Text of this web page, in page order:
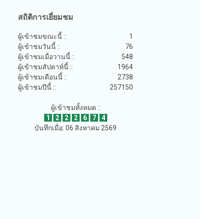
สถิติการเยี่ยมชม
ผู้เข้าชมขณะนี้ ::
1
ผู้เข้าชมวันนี้ ::
76
ผู้เข้าชมเมื่อวานนี้ ::
548
ผู้เข้าชมสัปดาห์นี้ ::
1964
ผู้เข้าชมเดือนนี้ ::
2738
ผู้เข้าชมปีนี้ ::
257150
ผู้เข้าชมทั้งหมด ::
1
2 2 2 6 7
4
บันทึกเมื่อ: 06 สิงหาคม 2569